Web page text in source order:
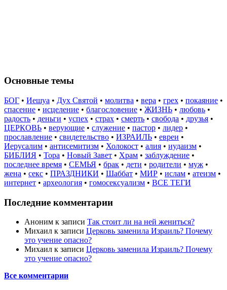
Основные темы
БОГ • Иешуа • Дух Святой • молитва • вера • грех • покаяние •
спасение • исцеление • благословение • ЖИЗНЬ • любовь •
радость • деньги • успех • страх • смерть • свобода • друзья •
ЦЕРКОВЬ • верующие • служение • пастор • лидер •
прославление • свидетельство • ИЗРАИЛЬ • евреи •
Иерусалим • антисемитизм • Холокост • алия • иудаизм •
БИБЛИЯ • Тора • Новый Завет • Храм • заблуждение •
последнее время • СЕМЬЯ • брак • дети • родители • муж •
жена • секс • ПРАЗДНИКИ • Шаббат • МИР • ислам • атеизм •
интернет • археология • гомосексуализм • ВСЕ ТЕГИ
Последние комментарии
Аноним к записи Так стоит ли на ней жениться?
Михаил к записи Церковь заменила Израиль? Почему
это учение опасно?
Михаил к записи Церковь заменила Израиль? Почему
это учение опасно?
Все комментарии